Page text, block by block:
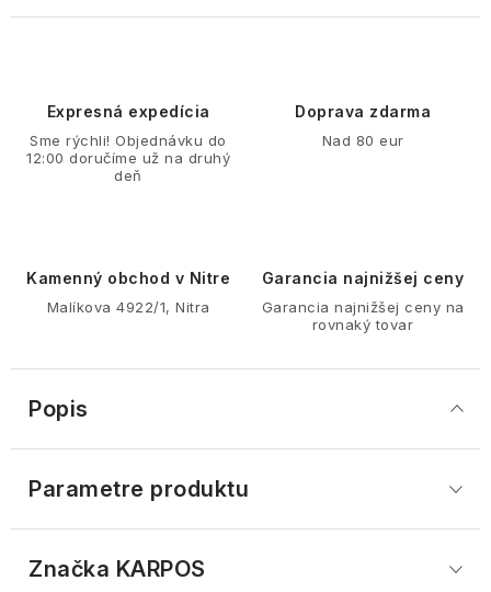
Expresná expedícia
Sme rýchli! Objednávku do
12:00 doručíme už na druhý
deň
Doprava zdarma
Nad 80 eur
Kamenný obchod v Nitre
Malíkova 4922/1, Nitra
Garancia najnižšej ceny
Garancia najnižšej ceny na
rovnaký tovar
Popis
Parametre produktu
Značka KARPOS